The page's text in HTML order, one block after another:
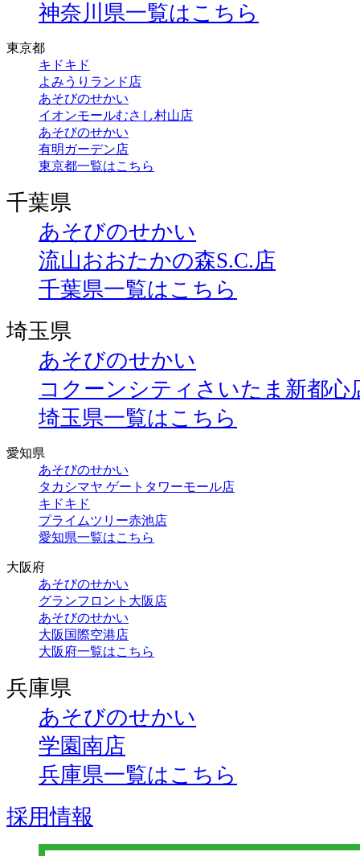
神奈川県一覧はこちら
東京都
キドキド
よみうりランド店
あそびのせかい
イオンモールむさし村山店
あそびのせかい
有明ガーデン店
東京都一覧はこちら
千葉県
あそびのせかい
流山おおたかの森S.C.店
千葉県一覧はこちら
埼玉県
あそびのせかい
コクーンシティさいたま新都心
埼玉県一覧はこちら
愛知県
あそびのせかい
タカシマヤ ゲートタワーモール店
キドキド
プライムツリー赤池店
愛知県一覧はこちら
大阪府
あそびのせかい
グランフロント大阪店
あそびのせかい
大阪国際空港店
大阪府一覧はこちら
兵庫県
あそびのせかい
学園南店
兵庫県一覧はこちら
採用情報